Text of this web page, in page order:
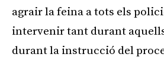
agrair la feina a tots els
intervenir tant durant
durant la instrucció del